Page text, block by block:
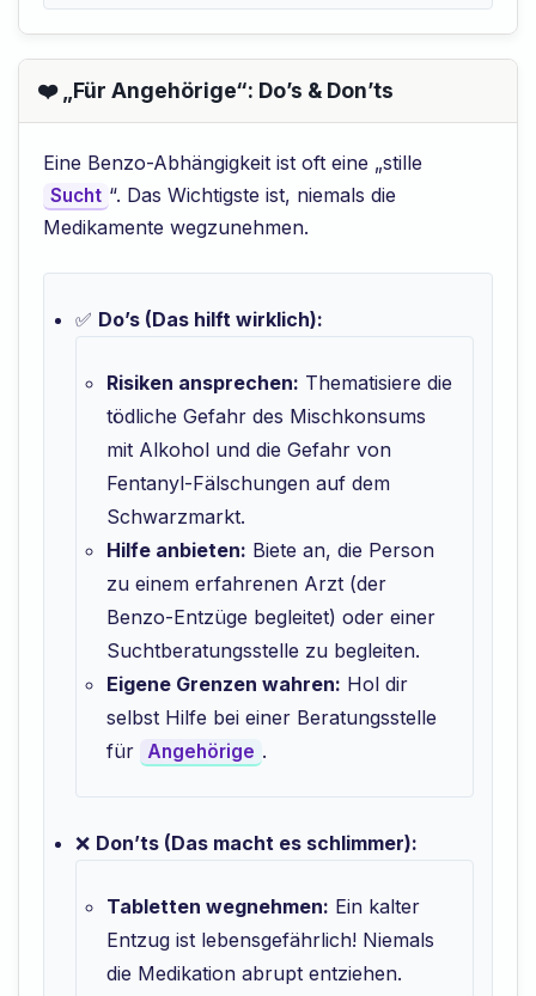
❤️ „Für Angehörige“: Do’s & Don’ts
Eine Benzo-Abhängigkeit ist oft eine „stille
Sucht “. Das Wichtigste ist, niemals die
Medikamente wegzunehmen.
✅ Do’s (Das hilft wirklich):
Risiken ansprechen: Thematisiere die
tödliche Gefahr des Mischkonsums
mit Alkohol und die Gefahr von
Fentanyl-Fälschungen auf dem
Schwarzmarkt.
Hilfe anbieten: Biete an, die Person
zu einem erfahrenen Arzt (der
Benzo-Entzüge begleitet) oder einer
Suchtberatungsstelle zu begleiten.
Eigene Grenzen wahren: Hol dir
selbst Hilfe bei einer Beratungsstelle
für
Angehörige .
❌ Don’ts (Das macht es schlimmer):
Tabletten wegnehmen: Ein kalter
Entzug ist lebensgefährlich! Niemals
die Medikation abrupt entziehen.